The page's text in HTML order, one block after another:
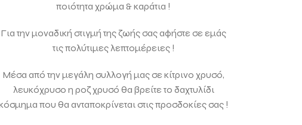
ποιότητα χρώμα & καράτια !
Για την μοναδική στιγμή της ζωής σας αφήστε σε εμάς
τις πολύτιμες λεπτομέρειες !
Μέσα από την μεγάλη συλλογή μας σε κίτρινο χρυσό,
λευκόχρυσο η ροζ χρυσό θα βρείτε το δαχτυλίδι
που θα ανταποκρίνεται στις προσδοκίες σας !